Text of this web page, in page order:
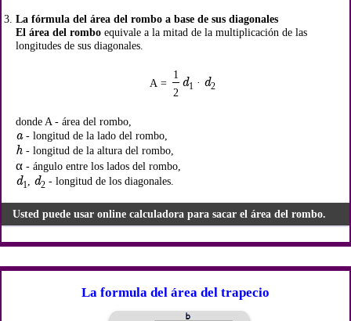
La fórmula del área del rombo a base de sus diagonales
El área del rombo equivale a la mitad de la multiplicación de las
longitudes de sus diagonales.
A =
1
d1 · d2
2
donde A - área del rombo,
a- longitud de la lado del rombo,
h - longitud de la altura del rombo,
α - ángulo entre los lados del rombo,
d1 d2 - longitud de los diagonales.
Usted puede usar online calculadora para sacar el área del rombo.
La formula del área del trapecio